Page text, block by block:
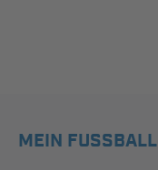
MEIN FUSSBALL